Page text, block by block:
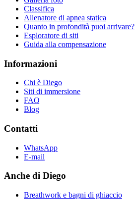
Classifica
Allenatore di apnea statica
Quanto in profondità puoi arrivare?
Esploratore di siti
Guida alla compensazione
Informazioni
Chi è Diego
Siti di immersione
FAQ
Blog
Contatti
WhatsApp
E-mail
Anche di Diego
Breathwork e bagni di ghiaccio